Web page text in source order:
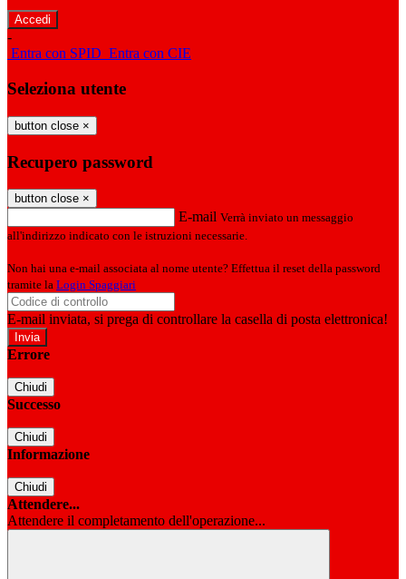
-
Entra con SPID Entra con CIE
Seleziona utente
button close ×
Recupero password
button close ×
E-mail Verrà inviato un messaggio
all'indirizzo indicato con le istruzioni necessarie.
Non hai una e-mail associata al nome utente? Effettua il reset della password
tramite la Login Spaggiari
E-mail inviata, si prega di controllare la casella di posta elettronica!
Errore
Chiudi
Successo
Chiudi
Informazione
Chiudi
Attendere...
Attendere il completamento dell'operazione...